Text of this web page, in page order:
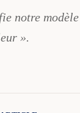
notre
».